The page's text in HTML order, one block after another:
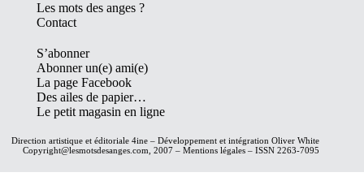
Les mots des anges ?
Contact
S’abonner
Abonner un(e) ami(e)
La page Facebook
Des ailes de papier…
Le petit magasin en ligne
Direction artistique et éditoriale 4ine – Développement et intégration Oliver White
Copyright@lesmotsdesanges.com, 2007 – Mentions légales – ISSN 2263-7095